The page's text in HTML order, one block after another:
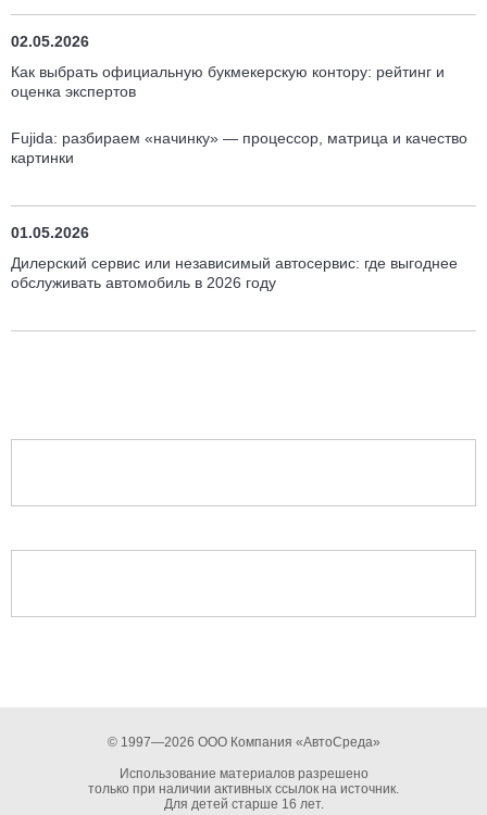
02.05.2026
Как выбрать официальную букмекерскую контору: рейтинг и
оценка экспертов
Fujida: разбираем «начинку» — процессор, матрица и качество
картинки
01.05.2026
Дилерский сервис или независимый автосервис: где выгоднее
обслуживать автомобиль в 2026 году
© 1997—2026 ООО Компания «АвтоСреда»
Использование материалов разрешено
только при наличии активных ссылок на источник.
Для детей старше 16 лет.